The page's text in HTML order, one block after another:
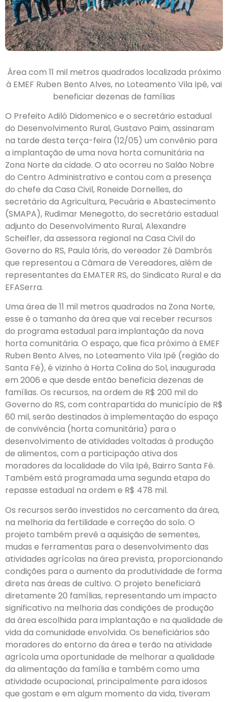
Área com 11 mil metros quadrados localizada próximo
à EMEF Ruben Bento Alves, no Loteamento Vila Ipê, vai
beneficiar dezenas de famílias
O Prefeito Adiló Didomenico e o secretário estadual
do Desenvolvimento Rural, Gustavo Paim, assinaram
na tarde desta terça-feira (12/05) um convênio para
a implantação de uma nova horta comunitária na
Zona Norte da cidade. O ato ocorreu no Salão Nobre
do Centro Administrativo e contou com a presença
do chefe da Casa Civil, Roneide Dornelles, do
secretário da Agricultura, Pecuária e Abastecimento
(SMAPA), Rudimar Menegotto, do secretário estadual
adjunto do Desenvolvimento Rural, Alexandre
Scheifler, da assessora regional na Casa Civil do
Governo do RS, Paula Ióris, do vereador Zé Dambrós
que representou a Câmara de Vereadores, além de
representantes da EMATER RS, do Sindicato Rural e da
EFASerra.
Uma área de 11 mil metros quadrados na Zona Norte,
esse é o tamanho da área que vai receber recursos
do programa estadual para implantação da nova
horta comunitária. O espaço, que fica próximo à EMEF
Ruben Bento Alves, no Loteamento Vila Ipê (região do
Santa Fé), é vizinho à Horta Colina do Sol, inaugurada
em 2006 e que desde então beneficia dezenas de
famílias. Os recursos, na ordem de R$ 200 mil do
Governo do RS, com contrapartida do município de R$
60 mil, serão destinados à implementação do espaço
de convivência (horta comunitária) para o
desenvolvimento de atividades voltadas à produção
de alimentos, com a participação ativa dos
moradores da localidade do Vila Ipê, Bairro Santa Fé.
Também está programada uma segunda etapa do
repasse estadual na ordem e R$ 478 mil.
Os recursos serão investidos no cercamento da área,
na melhoria da fertilidade e correção do solo. O
projeto também prevê a aquisição de sementes,
mudas e ferramentas para o desenvolvimento das
atividades agrícolas na área prevista, proporcionando
condições para o aumento da produtividade de forma
direta nas áreas de cultivo. O projeto beneficiará
diretamente 20 famílias, representando um impacto
significativo na melhoria das condições de produção
da área escolhida para implantação e na qualidade de
vida da comunidade envolvida. Os beneficiários são
moradores do entorno da área e terão na atividade
agrícola uma oportunidade de melhorar a qualidade
da alimentação da família e também como uma
atividade ocupacional, principalmente para idosos
que gostam e em algum momento da vida, tiveram